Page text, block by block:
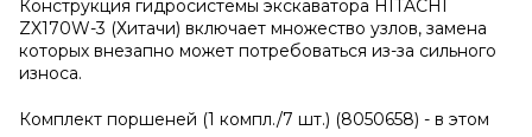
Конструкция гидросистемы экскаватора HITACHI
ZX170W-3 (Хитачи) включает множество узлов, замена
которых внезапно может потребоваться из-за сильного
износа.
Комплект поршеней (1 компл./7 шт.) (8050658) - в этом